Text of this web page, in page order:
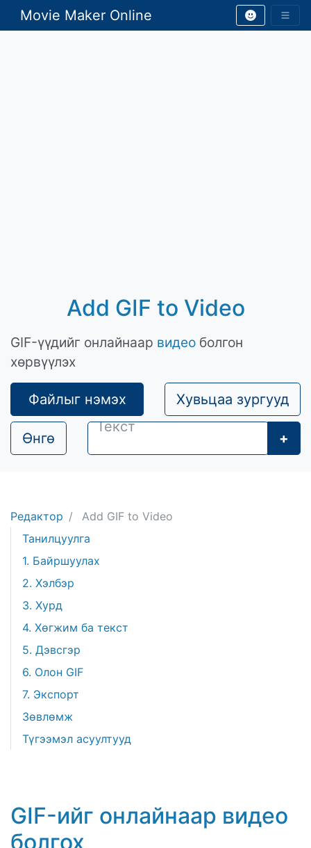
Movie Maker Online
Add GIF to Video
GIF-үүдийг онлайнаар видео болгон
хөрвүүлэх
Файлыг нэмэх Хувьцаа зургууд
Өнгө +
Редактор
Add GIF to Video
Танилцуулга
1. Байршуулах
2. Хэлбэр
3. Хурд
4. Хөгжим ба текст
5. Дэвсгэр
6. Олон GIF
7. Экспорт
Зөвлөмж
Түгээмэл асуултууд
GIF-ийг онлайнаар видео
болгох